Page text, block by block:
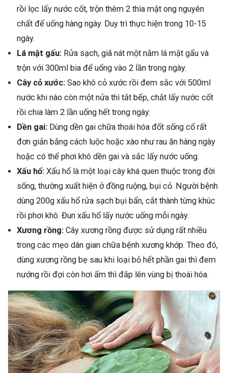
rồi lọc lấy nước cốt, trộn thêm 2 thìa mật ong nguyên
chất để uống hàng ngày. Duy trì thực hiện trong 10-15
ngày.
Lá mật gấu: Rửa sạch, giã nát một nắm lá mật gấu và
trộn với 300ml bia để uống vào 2 lần trong ngày.
Cây cỏ xước: Sao khô cỏ xước rồi đem sắc với 500ml
nước khi nào còn một nửa thì tắt bếp, chắt lấy nước cốt
rồi chia làm 2 lần uống hết trong ngày.
Dền gai: Dùng dền gai chữa thoái hóa đốt sống cổ rất
đơn giản bằng cách luộc hoặc xào như rau ăn hàng ngày
hoặc có thể phơi khô dền gai và sắc lấy nước uống.
Xấu hổ: Xấu hổ là một loại cây khá quen thuộc trong đời
sống, thường xuất hiện ở đồng ruộng, bụi cỏ. Người bệnh
dùng 200g xấu hổ rửa sạch bụi bẩn, cắt thành từng khúc
rồi phơi khô. Đun xấu hổ lấy nước uống mỗi ngày.
Xương rồng: Cây xương rồng được sử dụng rất nhiều
trong các mẹo dân gian chữa bệnh xương khớp. Theo đó,
dùng xương rồng bẹ sau khi loại bỏ hết phần gai thì đem
nướng rồi đợi còn hơi ấm thì đắp lên vùng bị thoái hóa.